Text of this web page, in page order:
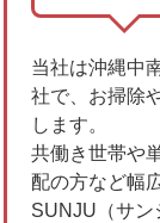
当社は沖縄中
社で、お掃除
します。
共働き世帯や
配の方など幅
SUNJU（サン